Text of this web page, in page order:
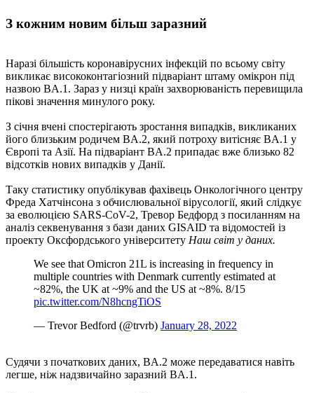
З кожним новим більш заразний
Наразі більшість коронавірусних інфекцій по всьому світу
викликає висококонтагіозний підваріант штаму омікрон під
назвою BA.1. Зараз у низці країн захворюваність перевищила
пікові значення минулого року.
З січня вчені спостерігають зростання випадків, викликаних
його близьким родичем BA.2, який потроху витісняє BA.1 у
Європі та Азії. На підваріант BA.2 припадає вже близько 82
відсотків нових випадків у Данії.
Таку статистику опублікував фахівець Онкологічного центру
Фреда Хатчінсона з обчислювальної вірусології, який слідкує
за еволюцією SARS-CoV-2, Тревор Бедфорд з посиланням на
аналіз секвенування з бази даних GISAID та відомостей із
проекту Оксфордського університету Наш світ у даних.
We see that Omicron 21L is increasing in frequency in
multiple countries with Denmark currently estimated at
~82%, the UK at ~9% and the US at ~8%. 8/15
pic.twitter.com/N8hcngTiOS
— Trevor Bedford (@trvrb) January 28, 2022
Судячи з початкових даних, BA.2 може передаватися навіть
легше, ніж надзвичайно заразний BA.1.